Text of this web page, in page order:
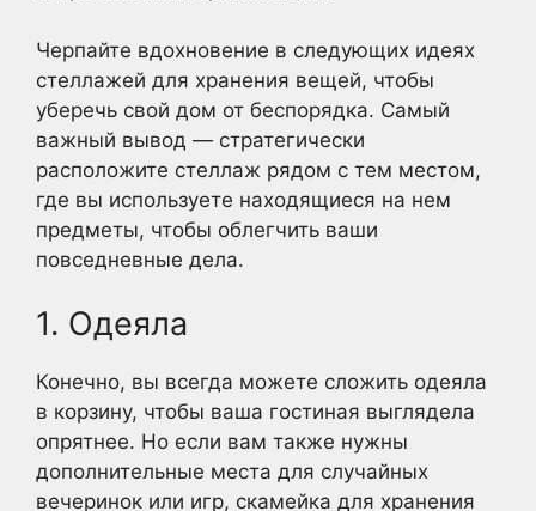
Черпайте вдохновение в следующих идеях
стеллажей для хранения вещей, чтобы
уберечь свой дом от беспорядка. Самый
важный вывод — стратегически
расположите стеллаж рядом с тем местом,
где вы используете находящиеся на нем
предметы, чтобы облегчить ваши
повседневные дела.
1. Одеяла
Конечно, вы всегда можете сложить одеяла
в корзину, чтобы ваша гостиная выглядела
опрятнее. Но если вам также нужны
дополнительные места для случайных
вечеринок или игр, скамейка для хранения